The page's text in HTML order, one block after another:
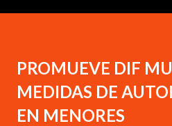
PROMUEVE DIF
MEDIDAS DE
EN MENORES